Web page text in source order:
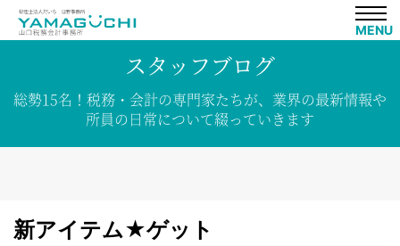
MENU
スタッフブログ
総勢15名！ 税務・会計の専門家たちが、 業界の最新情報や
所員の日常について綴っていきます
新アイテム★ゲット